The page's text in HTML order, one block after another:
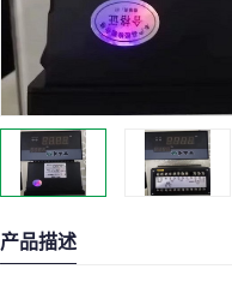
产品描述